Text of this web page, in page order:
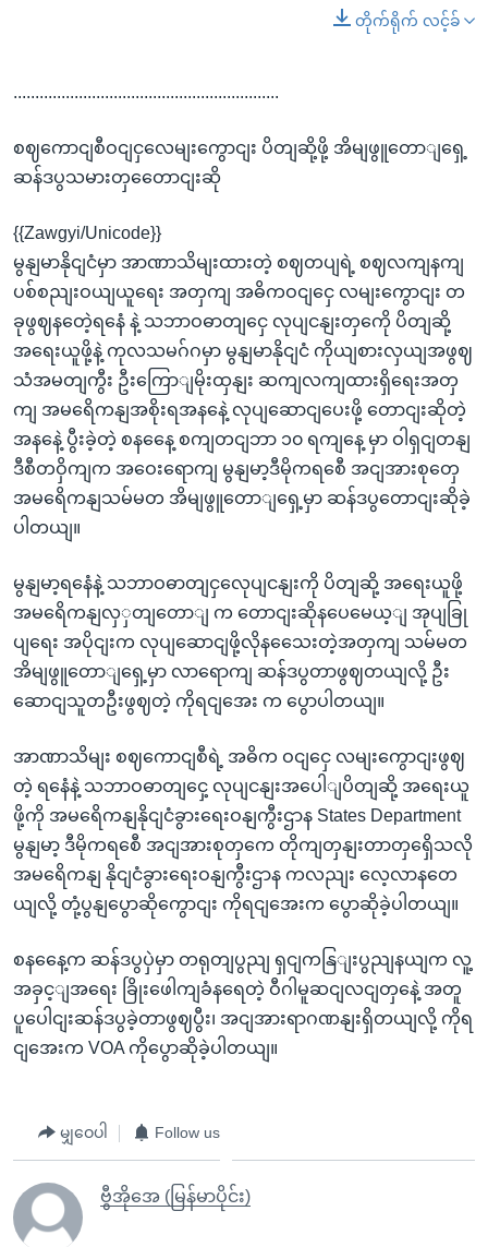
တိုက်ရိုက် လင့်ခ်
.............................................................
စဈကောငျစီဝငျငှလေမျးကွောငျး ပိတျဆို့ဖို့ အိမျဖွူတောျရှေ့
ဆန်ဒပွသမားတှတေောငျးဆို
{{Zawgyi/Unicode}}
မွနျမာနိုငျငံမှာ အာဏာသိမျးထားတဲ့ စဈတပျရဲ့ စဈလကျနကျ
ပစ်စညျးဝယျယူရေး အတှကျ အဓိကဝငျငှေ လမျးကွောငျး တ
ခုဖွဈနတေဲ့ရနေံ နဲ့ သဘာဝဓာတျငှေ လုပျငနျးတှကေို ပိတျဆို့
အရေးယူဖို့နဲ့ ကုလသမဂ်ဂမှာ မွနျမာနိုငျငံ ကိုယျစားလှယျအဖွဈ
သံအမတျကွီး ဦးကြောျမိုးထှနျး ဆကျလကျထားရှိရေးအတှ
ကျ အမရေိကနျအစိုးရအနနေဲ့ လုပျဆောငျပေးဖို့ တောငျးဆိုတဲ့
အနနေဲ့ ပွီးခဲ့တဲ့ စနနေေ့ စကျတငျဘာ ၁၀ ရကျနေ့ မှာ ဝါရှငျတနျ
ဒီစီတဝှိကျက အဝေးရောကျ မွနျမာ့ဒီမိုကရစေီ အငျအားစုတှေ
အမရေိကနျသမ်မတ အိမျဖွူတောျရှေ့မှာ ဆန်ဒပွတောငျးဆိုခဲ့
ပါတယျ။
မွနျမာ့ရနေံနဲ့ သဘာဝဓာတျငှလေုပျငနျးကို ပိတျဆို့ အရေးယူဖို့
အမရေိကနျလှှတျတောျ က တောငျးဆိုနပေမေယ့ျ အုပျခြု
ပျရေး အပိုငျးက လုပျဆောငျဖို့လိုနသေေးတဲ့အတှကျ သမ်မတ
အိမျဖွူတောျရှေ့မှာ လာရောကျ ဆန်ဒပွတာဖွဈတယျလို့ ဦး
ဆောငျသူတဦးဖွဈတဲ့ ကိုရငျအေး က ပွောပါတယျ။
အာဏာသိမျး စဈကောငျစီရဲ့ အဓိက ဝငျငှေ လမျးကွောငျးဖွဈ
တဲ့ ရနေံနဲ့ သဘာဝဓာတျငှေ့ လုပျငနျးအပေါျပိတျဆို့ အရေးယူ
ဖို့ကို အမရေိကနျနိုငျငံခွားရေးဝနျကွီးဌာန States Department
မွနျမာ့ ဒီမိုကရစေီ အငျအားစုတှကေ တိုကျတှနျးတာတှရှေိသလို
အမရေိကနျ နိုငျငံခွားရေးဝနျကွီးဌာန ကလညျး လေ့လာနတေ
ယျလို့ တုံ့ပွနျပွောဆိုကွောငျး ကိုရငျအေးက ပွောဆိုခဲ့ပါတယျ။
စနနေေ့က ဆန်ဒပွပှဲမှာ တရုတျပွညျ ရှငျကနြျးပွညျနယျက လူ့
အခှင့ျအရေး ခြိုးဖေါကျခံနရေတဲ့ ဝီဂါမူဆငျလငျတှနေဲ့ အတူ
ပူပေါငျးဆန်ဒပွခဲ့တာဖွဈပွီး၊ အငျအားရာဂဏနျးရှိတယျလို့ ကိုရ
ငျအေးက VOA ကိုပွောဆိုခဲ့ပါတယျ။
မျှဝေပါ Follow us
ဗွီအိုအေ (မြန်မာပိုင်း)